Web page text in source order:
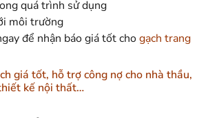
quá trình sử dụng
môi trường
để nhận báo giá tốt chogạch trang
giá tốt, hỗ trợ công nợ cho nhà thầu,
kế nội thất…